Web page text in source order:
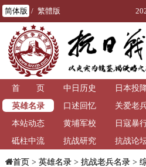
简体版 / 繁體版
首 页 中日历史 日本投
英雄名录
口述回忆 关爱老
本站动态
黄埔军校 日寇暴
砥柱中流
抗战研究 抗战论
首页> 英雄名录> 抗战老兵名录>